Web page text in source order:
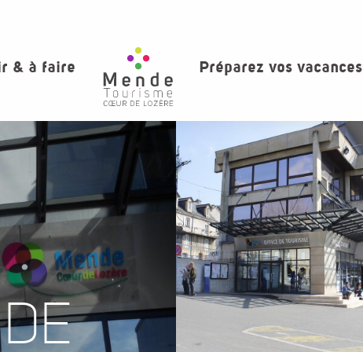
& à faire Préparez vos vacances